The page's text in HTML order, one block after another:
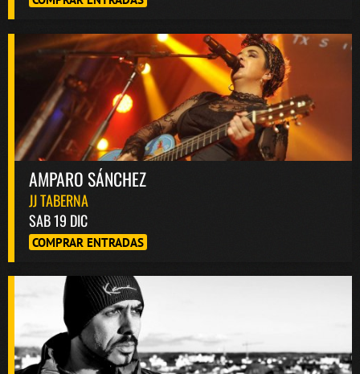
AMPARO SÁNCHEZ
JJ TABERNA
SAB 19 DIC
COMPRAR ENTRADAS